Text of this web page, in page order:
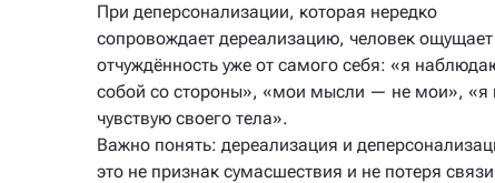
При деперсонализации, которая нередко
сопровождает дереализацию, человек ощущает
отчуждённость уже от самого себя: «я
собой со стороны», «мои мысли — не мои», «я
чувствую своего тела».
Важно понять: дереализация и
это не признак сумасшествия и не потеря